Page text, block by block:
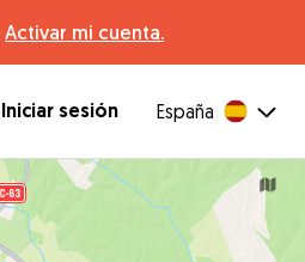
Activar mi cuenta.
Iniciar sesión España